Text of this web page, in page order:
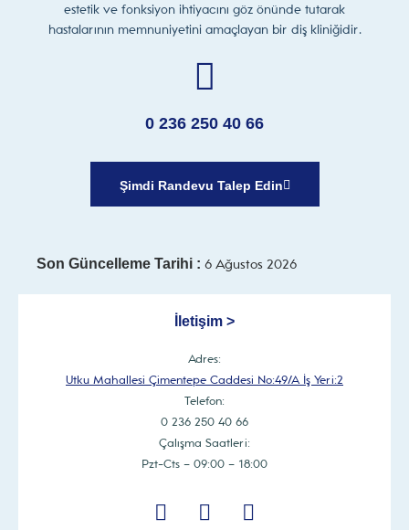
estetik ve fonksiyon ihtiyacını göz önünde tutarak
hastalarının memnuniyetini amaçlayan bir diş kliniğidir.
0 236 250 40 66
Şimdi Randevu Talep Edin
Son Güncelleme Tarihi : 6 Ağustos 2026
İletişim >
Adres:
Utku Mahallesi Çimentepe Caddesi No:49/A İş Yeri:2
Telefon:
0 236 250 40 66
Çalışma Saatleri:
Pzt-Cts – 09:00 – 18:00